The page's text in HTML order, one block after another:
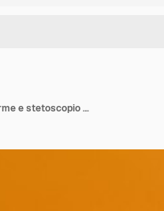
Medico femminile di mezza età sorpreso che indossa uniforme e stetoscopio intorno al collo tenendo le mani sulla bocca guardando la fotocamera isolata su sfondo arancione